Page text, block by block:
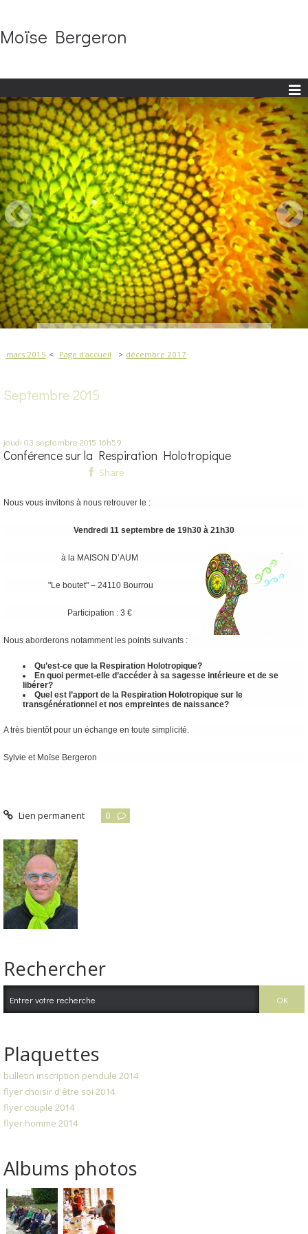
Moïse Bergeron
Rechercher
Plaquettes
bulletin inscription pendule 2014
flyer choisir d'être soi 2014
flyer couple 2014
flyer homme 2014
Albums photos
mars 2015 Page d'accueil décembre 2017
Septembre 2015
jeudi 03 septembre 2015 16h59
Conférence sur la Respiration Holotropique
Share
Nous vous invitons à nous retrouver le :
Vendredi 11 septembre de 19h30 à 21h30
à la MAISON D’AUM
"Le boutet" – 24110 Bourrou
Participation : 3 €
Nous aborderons notamment les points suivants :
Qu’est-ce que la Respiration Holotropique?
En quoi permet-elle d’accéder à sa sagesse intérieure et de se
libérer?
Quel est l’apport de la Respiration Holotropique sur le
transgénérationnel et nos empreintes de naissance?
A très bientôt pour un échange en toute simplicité.
Sylvie et Moïse Bergeron
Lien permanent 0